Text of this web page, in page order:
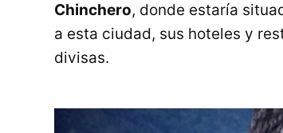
Chinchero, donde estaría
a esta ciudad, sus hoteles y
divisas.